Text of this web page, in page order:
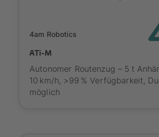
4am Robotics
ATi-M
Autonomer Routenzug – 5 t
10 km/h, >99 % Verfügbarkeit,
möglich